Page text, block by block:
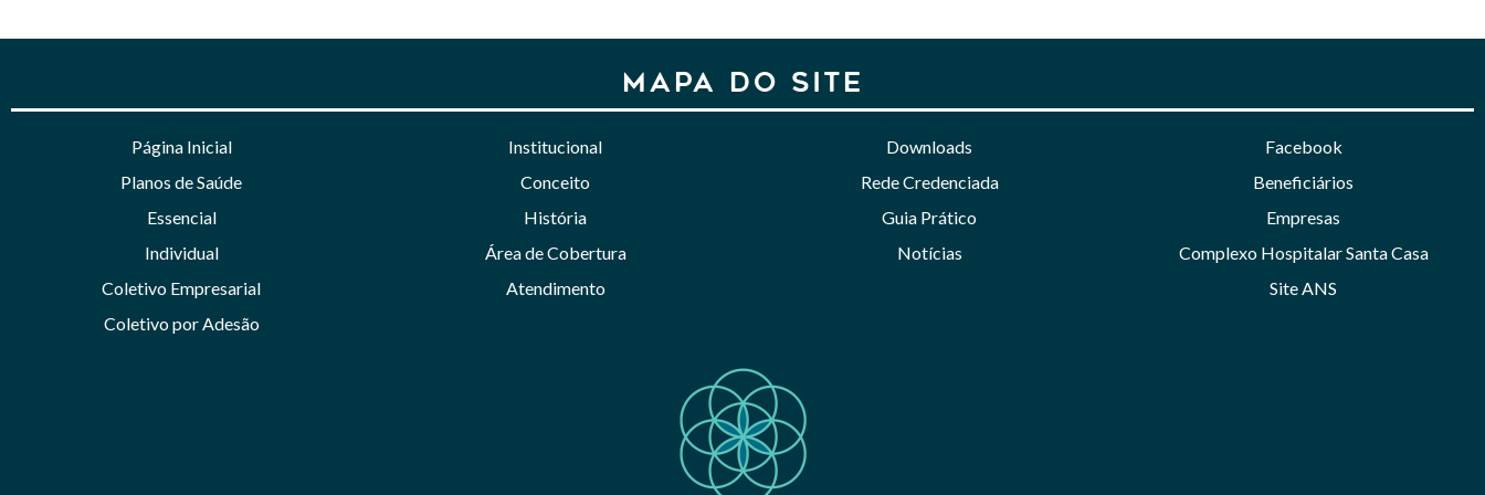
MAPA DO SITE
Página Inicial
Planos de Saúde
Essencial
Individual
Coletivo Empresarial
Coletivo por Adesão
Institucional
Conceito
História
Área de Cobertura
Atendimento
Downloads
Rede Credenciada
Guia Prático
Notícias
Facebook
Beneficiários
Empresas
Complexo Hospitalar Santa Casa
Site ANS